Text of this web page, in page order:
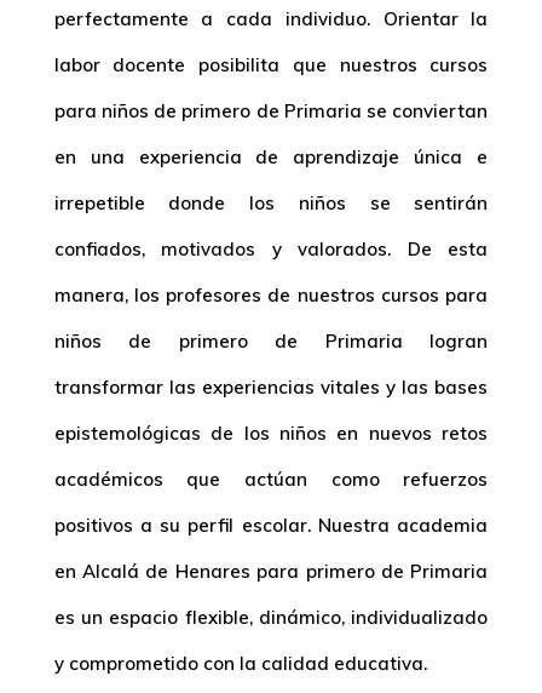
perfectamente a cada individuo. Orientar la
labor docente posibilita que nuestros cursos
para niños de primero de Primaria se conviertan
en una experiencia de aprendizaje única e
irrepetible donde los niños se sentirán
confiados, motivados y valorados. De esta
manera, los profesores de nuestros cursos para
niños de primero de Primaria logran
transformar las experiencias vitales y las bases
epistemológicas de los niños en nuevos retos
académicos que actúan como refuerzos
positivos a su perfil escolar. Nuestra academia
en Alcalá de Henares para primero de Primaria
es un espacio flexible, dinámico, individualizado
y comprometido con la calidad educativa.